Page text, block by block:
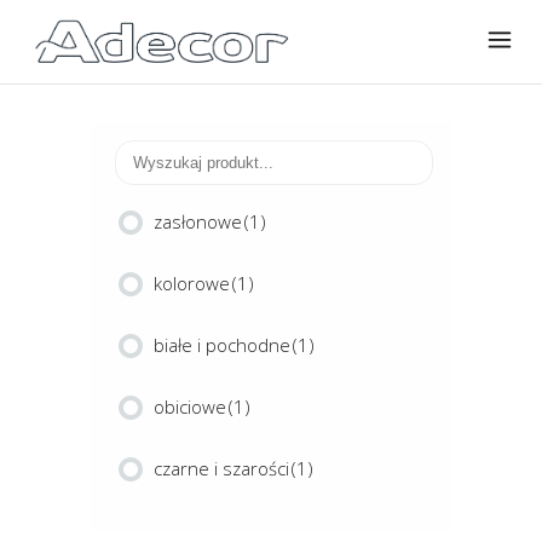
zasłonowe(1)
kolorowe(1)
białe i pochodne(1)
obiciowe(1)
czarne i szarości(1)